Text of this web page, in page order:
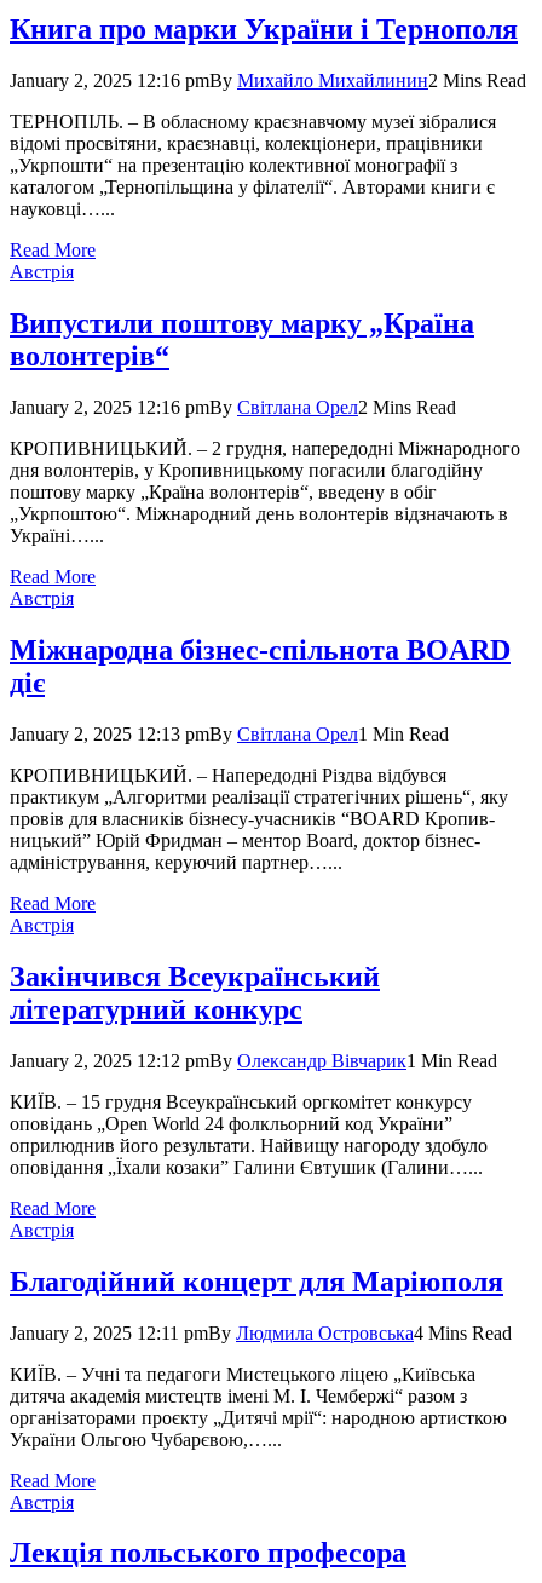
Книга про марки України і Тернополя
January 2, 2025 12:16 pmBy Михайло Михайлинин2 Mins Read
ТЕРНОПІЛЬ. – В обласному краєзнавчому музеї зібралися
відомі просвітяни, краєзнавці, колекціонери, працівники
„Укрпошти“ на презентацію колективної монографії з
каталогом „Тернопільщина у філателії“. Авторами книги є
науковці…...
Read More
Австрія
Випустили поштову марку „Країна
волонтерів“
January 2, 2025 12:16 pmBy Світлана Орел2 Mins Read
КРОПИВНИЦЬКИЙ. – 2 грудня, напе­редодні Міжнародного
дня волонтерів, у Кропивницькому погасили благодійну
поштову марку „Країна волонтерів“, введену в обіг
„Укрпоштою“. Міжнародний день волонтерів відзначають в
Україні…...
Read More
Австрія
Міжнародна бізнес-спільнота BOARD
діє
January 2, 2025 12:13 pmBy Світлана Орел1 Min Read
КРОПИВНИЦЬКИЙ. – Напередодні Різдва відбувся
практикум „Алго­ритми реалізації стратегічних рішень“, яку
провів для власників бізнесу-учасників “BOARD Кропив­
ницький” Юрій Фридман – ментор Board, доктор бізнес-
адміністрування, керуючий партнер…...
Read More
Австрія
Закінчився Всеукраїнський
літературний конкурс
January 2, 2025 12:12 pmBy Олександр Вівчарик1 Min Read
КИЇВ. – 15 грудня Всеукраїнський оргкомітет конкурсу
оповідань „Open World 24 фолкльорний код України”
оприлюднив його результати. Най­вищу нагороду здобуло
оповідання „Їхали козаки” Галини Євтушик (Галини…...
Read More
Австрія
Благодійний концерт для Маріюполя
January 2, 2025 12:11 pmBy Людмила Островська4 Mins Read
КИЇВ. – Учні та педагоги Мистець­кого ліцею „Київська
дитяча академія мистецтв імені М. І. Чембержі“ разом з
організаторами проєкту „Дитячі мрії“: народною артисткою
України Ольгою Чубарєвою,…...
Read More
Австрія
Лекція польського професора